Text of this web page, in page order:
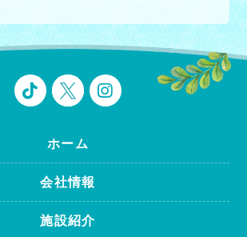
ホーム
会社情報
施設紹介